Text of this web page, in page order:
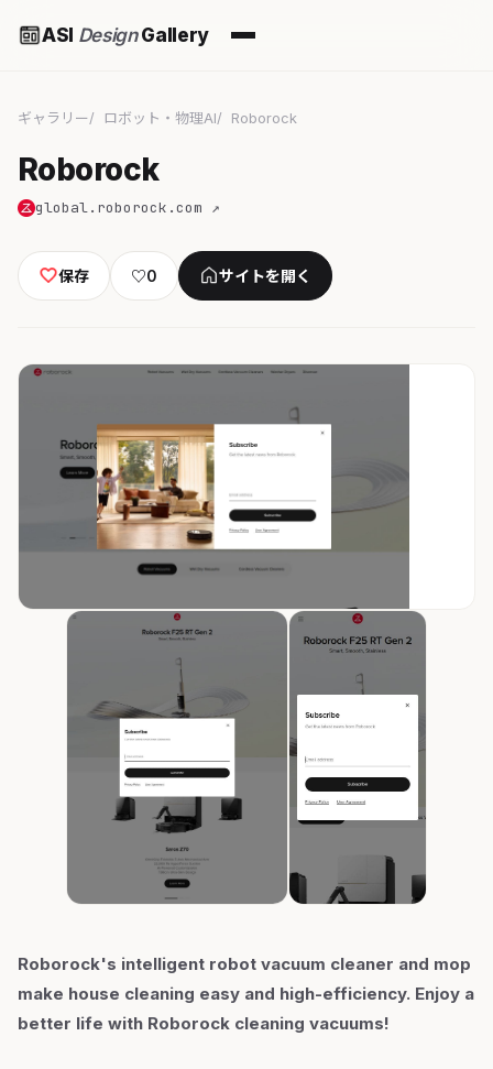
ASI DesignGallery
ギャラリー ロボット・物理AI Roborock
Roborock
global.roborock.com ↗
保存 ♡0 サイトを開く
Roborock's intelligent robot vacuum cleaner and mop
make house cleaning easy and high-efficiency. Enjoy a
better life with Roborock cleaning vacuums!